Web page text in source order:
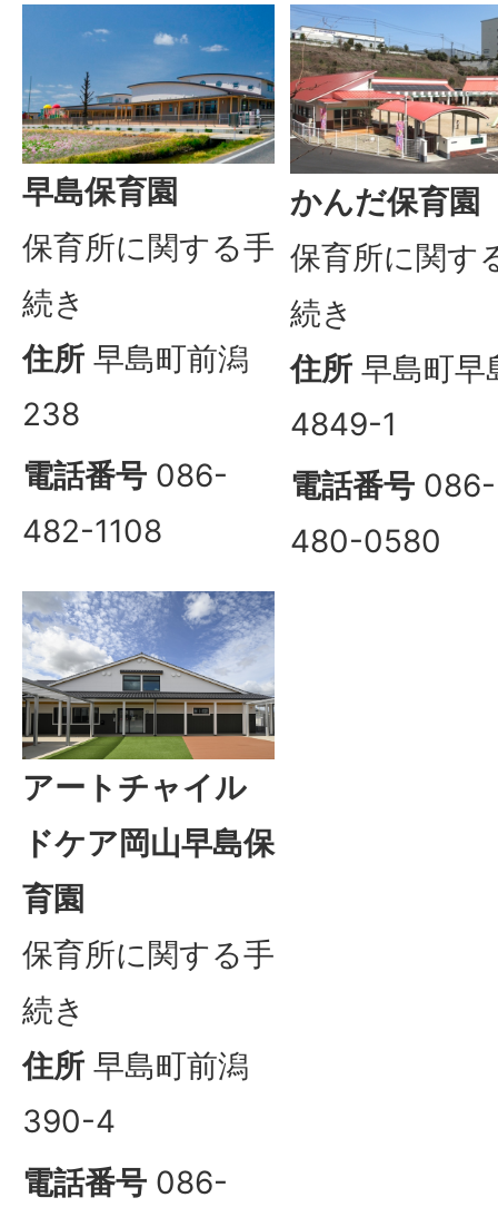
早島保育園
保育所に関する手
続き
住所 早島町前潟
238
電話番号 086-
482-1108
かんだ保育園
保育所に関す
続き
住所 早島町早
4849-1
電話番号 086-
480-0580
アートチャイル
ドケア岡山早島保
育園
保育所に関する手
続き
住所 早島町前潟
390-4
電話番号 086-